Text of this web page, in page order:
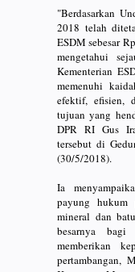
"Berdasarkan
2018 telah
ESDM sebesar
mengetahui
Kementerian
memenuhi
efektif, efisien,
tujuan yang
DPR RI Gus
tersebut di
(30/5/2018).
Ia
payung hukum
mineral dan
besarnya
memberikan
pertambangan,